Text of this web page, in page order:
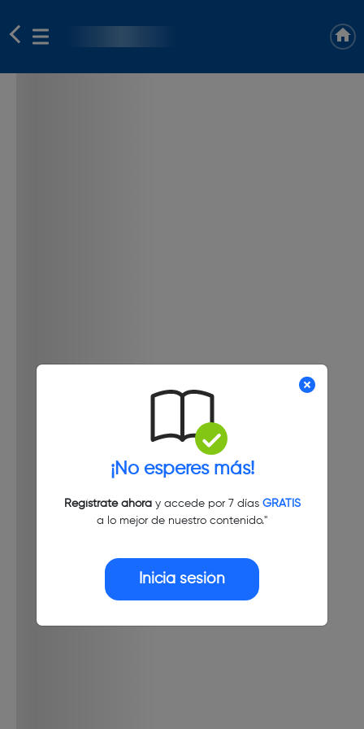
¡No esperes más!
Regístrate ahoray accede por 7 días GRATIS
a lo mejor de nuestro contenido."
Inicia sesión